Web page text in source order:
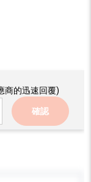
商的迅速回覆)
確認